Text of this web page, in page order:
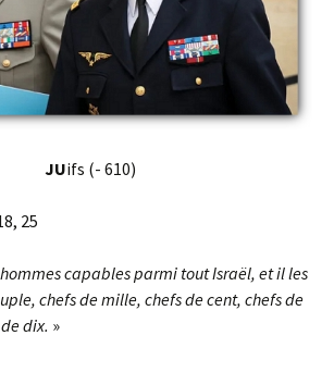
JUifs (- 610)
25
capables parmi tout Israël, et il les
chefs de mille, chefs de cent, chefs de
dix. »